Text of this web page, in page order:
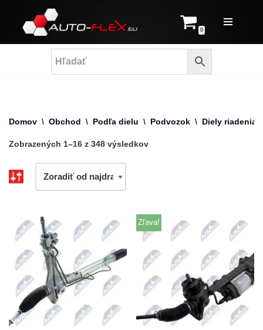
Prejsť
na
0
Domov \ Obchod \ Podľa dielu \ Podvozok \ Diely riadenia
Zobrazených 1–16 z 348 výsledkov
Zľava!